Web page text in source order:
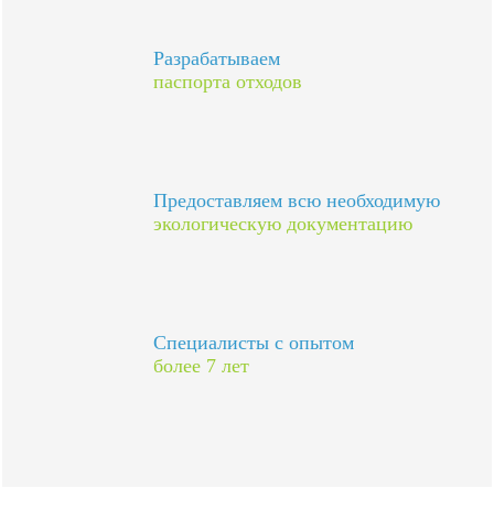
Разрабатываем
паспорта отходов
Предоставляем всю необходимую
экологическую документацию
Специалисты с опытом
более 7 лет